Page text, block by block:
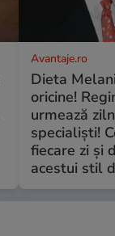
Avantaje.ro
Dieta
oricine!
urmează
specialiști!
fiecare zi și
acestui stil